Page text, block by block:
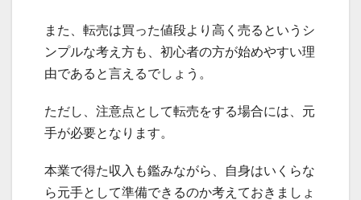
また、転売は買った値段より高く売るというシ
ンプルな考え方も、初心者の方が始めやすい理
由であると言えるでしょう。
ただし、注意点として転売をする場合には、元
手が必要となります。
本業で得た収入も鑑みながら、自身はいくらな
ら元手として準備できるのか考えておきましょ